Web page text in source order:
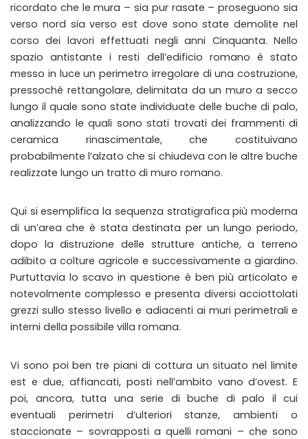
ricordato che le mura – sia pur rasate – proseguono sia
verso nord sia verso est dove sono state demolite nel
corso dei lavori effettuati negli anni Cinquanta. Nello
spazio antistante i resti dell’edificio romano è stato
messo in luce un perimetro irregolare di una costruzione,
pressoché rettangolare, delimitata da un muro a secco
lungo il quale sono state individuate delle buche di palo,
analizzando le quali sono stati trovati dei frammenti di
ceramica rinascimentale, che costituivano
probabilmente l’alzato che si chiudeva con le altre buche
realizzate lungo un tratto di muro romano.
Qui si esemplifica la sequenza stratigrafica più moderna
di un’area che è stata destinata per un lungo periodo,
dopo la distruzione delle strutture antiche, a terreno
adibito a colture agricole e successivamente a giardino.
Purtuttavia lo scavo in questione è ben più articolato e
notevolmente complesso e presenta diversi acciottolati
grezzi sullo stesso livello e adiacenti ai muri perimetrali e
interni della possibile villa romana.
Vi sono poi ben tre piani di cottura un situato nel limite
est e due, affiancati, posti nell’ambito vano d’ovest. E
poi, ancora, tutta una serie di buche di palo il cui
eventuali perimetri d’ulteriori stanze, ambienti o
staccionate – sovrapposti a quelli romani – che sono